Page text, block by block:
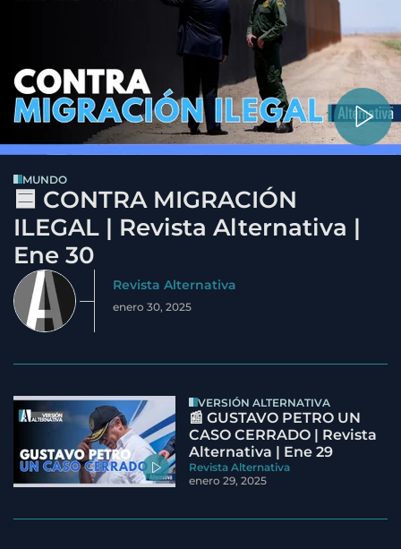
MUNDO
🟦 CONTRA MIGRACIÓN
ILEGAL | Revista Alternativa |
Ene 30
Revista Alternativa
enero 30, 2025
VERSIÓN ALTERNATIVA
📰 GUSTAVO PETRO UN
CASO CERRADO | Revista
Alternativa | Ene 29
Revista Alternativa
enero 29, 2025